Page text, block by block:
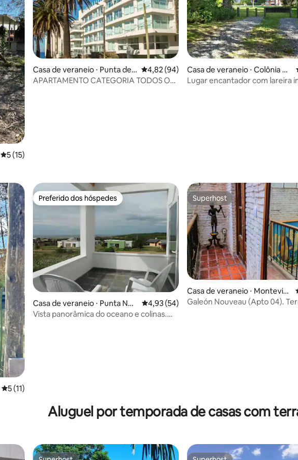
5 de uma avaliação média de 5, 15 avaliações
5 (15)
Casa de veraneio ⋅ Punta del
Este
4,82 de uma avaliação média de 5, 94
4,82 (94)
APARTAMENTO CATEGORIA TODOS OS
Casa de veraneio ⋅ Colônia do
Sacramento
Lugar encantador com lareira
5 de uma avaliação média de 5, 11 avaliações
5 (11)
Preferido dos hóspedes
Preferido dos hóspedes
Casa de veraneio ⋅ Punta Neg
ra
4,93 de uma avaliação média de 5, 54
4,93 (54)
Vista panorâmica do oceano e colinas.
Superhost
Superhost
Casa de veraneio ⋅ Montevid
éu
Galeón Nouveau (Apto 04).
Aluguel por temporada de casas com